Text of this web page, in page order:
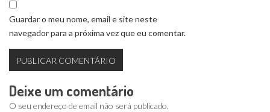
Guardar o meu nome, email e site neste
navegador para a próxima vez que eu comentar.
Deixe um comentário
O seu endereço de email não será publicado.